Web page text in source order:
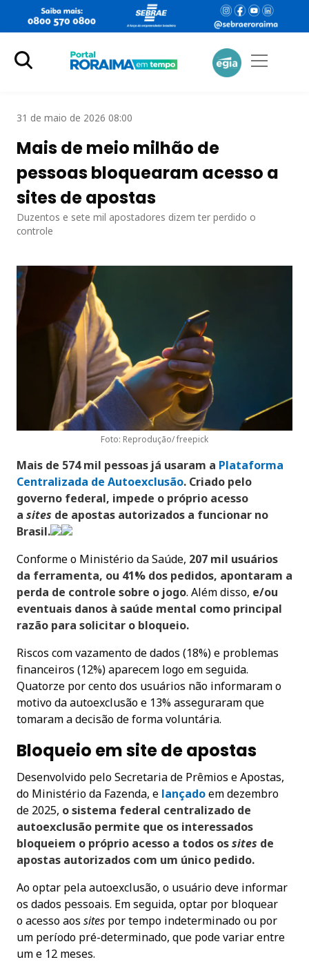
31 de maio de 2026 08:00
Mais de meio milhão de
pessoas bloquearam acesso a
sites de apostas
Duzentos e sete mil apostadores dizem ter perdido o
controle
Foto: Reprodução/ freepick
Mais de 574 mil pessoas já usaram a Plataforma
Centralizada de Autoexclusão. Criado pelo
governo federal, impede o próprio acesso
a sites de apostas autorizados a funcionar no
Brasil.
Conforme o Ministério da Saúde, 207 mil usuários
da ferramenta, ou 41% dos pedidos, apontaram a
perda de controle sobre o jogo. Além disso, e/ou
eventuais danos à saúde mental como principal
razão para solicitar o bloqueio.
Riscos com vazamento de dados (18%) e problemas
financeiros (12%) aparecem logo em seguida.
Quatorze por cento dos usuários não informaram o
motivo da autoexclusão e 13% asseguraram que
tomaram a decisão de forma voluntária.
Bloqueio em site de apostas
Desenvolvido pelo Secretaria de Prêmios e Apostas,
do Ministério da Fazenda, e lançadoem dezembro
de 2025, o sistema federal centralizado de
autoexclusão permite que os interessados
bloqueiem o próprio acesso a todos ossites de
apostas autorizados com um único pedido.
Ao optar pela autoexclusão, o usuário deve informar
os dados pessoais. Em seguida, optar por bloquear
o acesso aos sites por tempo indeterminado ou por
um período pré-determinado, que pode variar entre
um e 12 meses.